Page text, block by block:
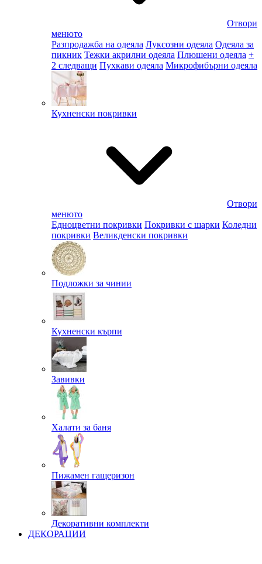
Отвори
менюто
Разпродажба на одеяла Луксозни одеяла Одеяла за
пикник Тежки акрилни одеяла Плюшени одеяла +
2 следващи Пухкави одеяла Микрофибърни одеяла
Кухненски покривки
Отвори
менюто
Едноцветни покривки Покривки с шарки Коледни
покривки Великденски покривки
Подложки за чинии
Кухненски кърпи
Завивки
Халати за баня
Пижамен гащеризон
Декоративни комплекти
ДЕКОРАЦИИ